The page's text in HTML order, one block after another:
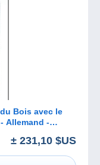
Bois avec le
Allemand -
± 231,10 $US